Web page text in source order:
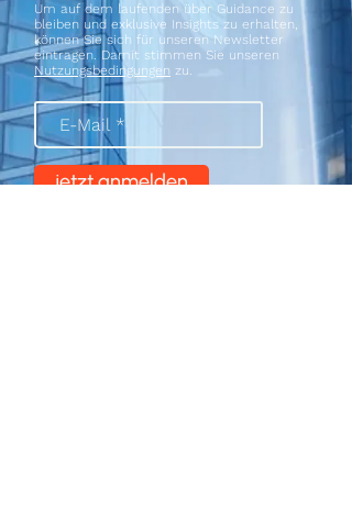
Um auf dem laufenden über Guidance zu
bleiben und exklusive Insights zu erhalten,
können Sie sich für unseren Newsletter
eintragen. Damit stimmen Sie unseren
Nutzungsbedingungen zu.
jetzt anmelden